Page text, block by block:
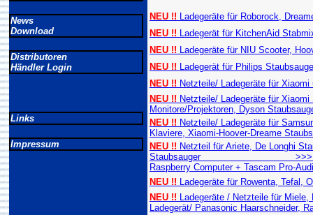
News
Download
Distributoren
Händler Login
Links
Impressum
NEU !! Ladegeräte für Roborock,
NEU !! Ladegerät für KitchenAid
NEU !! Ladegeräte für NIU Scooter,
NEU !! Ladegerät für Philips
NEU !! Netzteile/ Ladegeräte für
NEU !! Netzteile/ Ladegeräte für
Monitore/Projektoren, Dyson
NEU !! Netzteile/ Ladegeräte für
Klaviere, Xiaomi-Hoover-Dreame
NEU !! Netzteil für Ariete, De Longhi
Staubsauger >>> Universal
Raspberry Computer + Tascam Pro-
NEU !! Ladegeräte für Rowenta, Tefal,
NEU !! Ladegeräte / Netzteile für
Ladegerät/ Panasonic Haarschneider,